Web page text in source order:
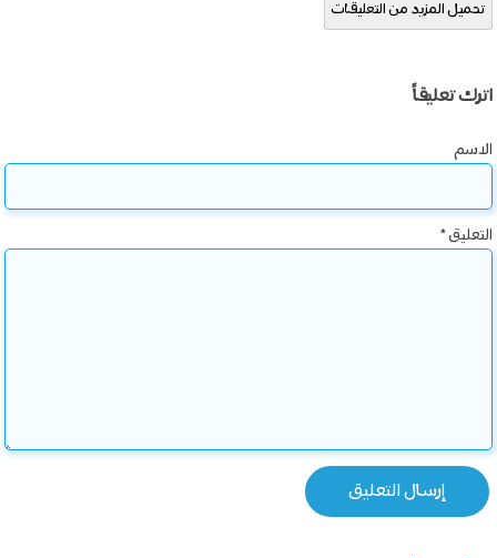
تحميل المزيد من التعليقات
اترك تعليقاً
الاسم
التعليق*